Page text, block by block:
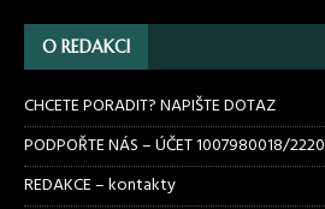
O REDAKCI
CHCETE PORADIT? NAPIŠTE DOTAZ
PODPOŘTE NÁS – ÚČET 1007980018/2220
REDAKCE – kontakty